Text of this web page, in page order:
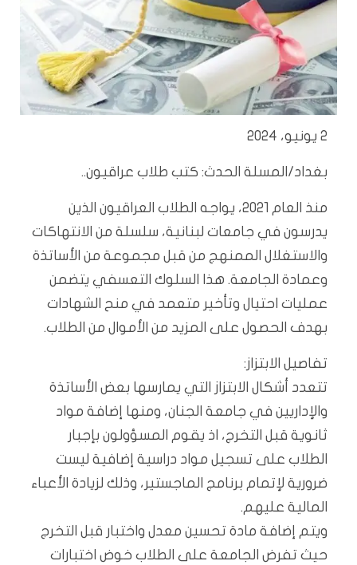
2 يونيو، 2024
بغداد/المسلة الحدث: كتب طلاب عراقيون..
منذ العام 2021، يواجه الطلاب العراقيون الذين
يدرسون في جامعات لبنانية، سلسلة من الانتهاكات
والاستغلال الممنهج من قبل مجموعة من الأساتذة
وعمادة الجامعة. هذا السلوك التعسفي يتضمن
عمليات احتيال وتأخير متعمد في منح الشهادات
بهدف الحصول على المزيد من الأموال من الطلاب.
تفاصيل الابتزاز:
تتعدد أشكال الابتزاز التي يمارسها بعض الأساتذة
والإداريين في جامعة الجنان، ومنها إضافة مواد
ثانوية قبل التخرج، اذ يقوم المسؤولون بإجبار
الطلاب على تسجيل مواد دراسية إضافية ليست
ضرورية لإتمام برنامج الماجستير، وذلك لزيادة الأعباء
المالية عليهم.
ويتم إضافة مادة تحسين معدل واختبار قبل التخرج
حيث تفرض الجامعة على الطلاب خوض اختبارات